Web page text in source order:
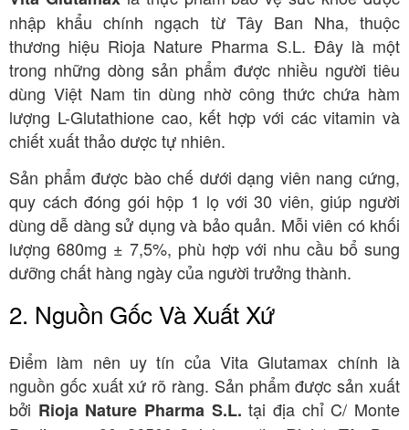
nhập khẩu chính ngạch từ Tây Ban Nha, thuộc
thương hiệu Rioja Nature Pharma S.L. Đây là một
trong những dòng sản phẩm được nhiều người tiêu
dùng Việt Nam tin dùng nhờ công thức chứa hàm
lượng L-Glutathione cao, kết hợp với các vitamin và
chiết xuất thảo dược tự nhiên.
Sản phẩm được bào chế dưới dạng viên nang cứng,
quy cách đóng gói hộp 1 lọ với 30 viên, giúp người
dùng dễ dàng sử dụng và bảo quản. Mỗi viên có khối
lượng 680mg ± 7,5%, phù hợp với nhu cầu bổ sung
dưỡng chất hàng ngày của người trưởng thành.
2. Nguồn Gốc Và Xuất Xứ
Điểm làm nên uy tín của Vita Glutamax chính là
nguồn gốc xuất xứ rõ ràng. Sản phẩm được sản xuất
bởi Rioja Nature Pharma S.L. tại địa chỉ C/ Monte